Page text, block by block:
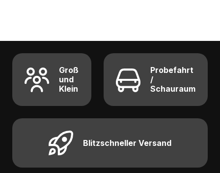
Groß
und
Klein
Probefahrt
/
Schauraum
Blitzschneller Versand